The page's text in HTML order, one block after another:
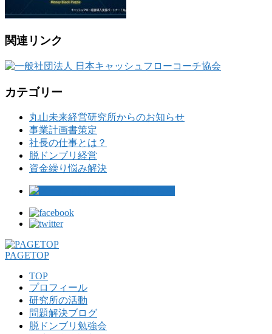
関連リンク
カテゴリー
丸山未来経営研究所からのお知らせ
事業計画書策定
社長の仕事とは？
脱ドンブリ経営
資金繰り悩み解決
PAGETOP
TOP
プロフィール
研究所の活動
問題解決ブログ
脱ドンブリ勉強会